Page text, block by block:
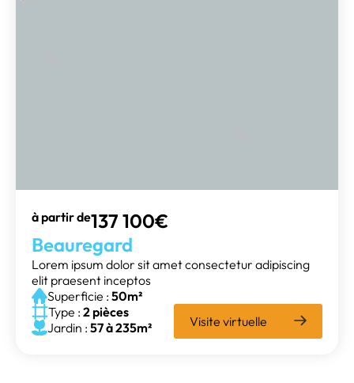
Beauregard
Lorem ipsum dolor sit amet consectetur adipiscing
elit praesent inceptos
à partir de137 100€
Superficie : 50m²
Type : 2 pièces
Jardin : 57 à 235m² Visite virtuelle